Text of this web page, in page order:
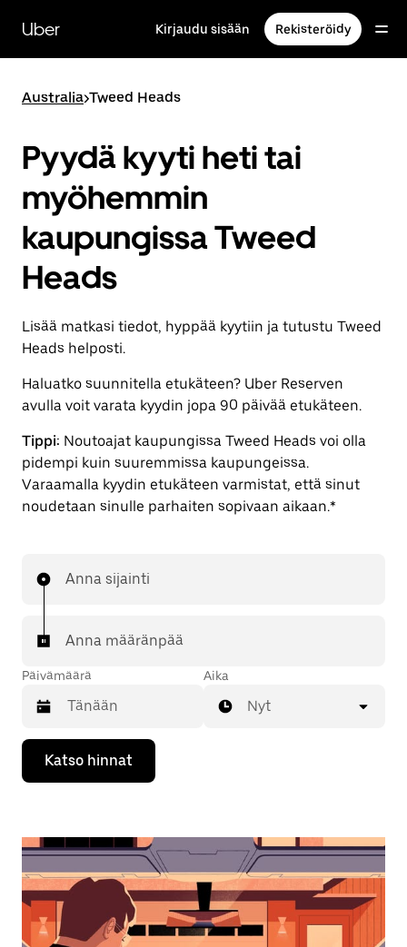
siirry
pääsisältöön
Uber Kirjaudu sisään Rekisteröidy
Australia>Tweed Heads
Pyydä kyyti heti tai
myöhemmin
kaupungissa Tweed
Heads
Lisää matkasi tiedot, hyppää kyytiin ja tutustu Tweed
Heads helposti.
Haluatko suunnitella etukäteen? Uber Reserven
avulla voit varata kyydin jopa 90 päivää etukäteen.
Tippi: Noutoajat kaupungissa Tweed Heads voi olla
pidempi kuin suuremmissa kaupungeissa.
Varaamalla kyydin etukäteen varmistat, että sinut
noudetaan sinulle parhaiten sopivaan aikaan.*
Anna sijainti
Anna määränpää
Päivämäärä
Valitse
päivämäärä
kalenterissa
Sulje
Esc-
painikkeella.
Aika
Nyt
Katso hinnat